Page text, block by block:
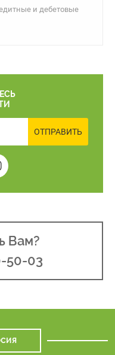
и дебетовые
ОТПРАВИТЬ
Вам?
50-03